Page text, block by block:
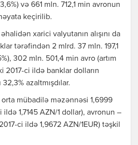
və 661 mln. 712,1 min avronun
həyata keçirilib.
xarici valyutanın alışını da
tərəfindən 2 mlrd. 37 mln. 197,1
302 mln. 501,4 min avro (artım
2017-ci ildə banklar dolların
32,3% azaltmışdılar.
mübadilə məzənnəsi 1,6999
ildə 1,7145 AZN/1 dollar), avronun –
ci ildə 1,9672 AZN/1EUR) təşkil